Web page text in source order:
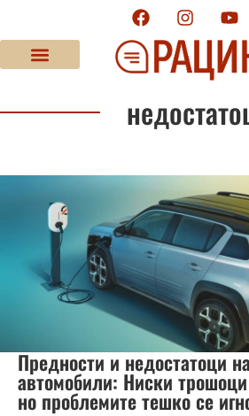
Предности и недостатоци
автомобили: Ниски
но проблемите тешко се